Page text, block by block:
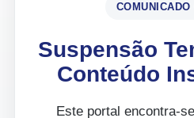
Suspensão
Conteúdo
Este portal encontra-